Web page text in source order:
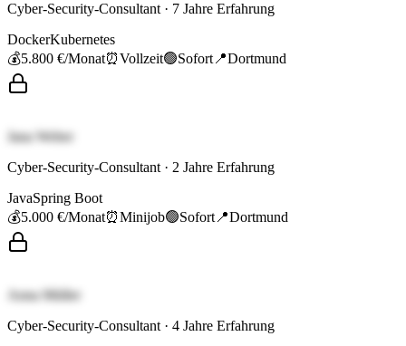
Cyber-Security-Consultant · 7 Jahre Erfahrung
DockerKubernetes
💰5.800 €/Monat⏰Vollzeit🟢Sofort 📍Dortmund
Jana Weber
Cyber-Security-Consultant · 2 Jahre Erfahrung
JavaSpring Boot
💰5.000 €/Monat⏰Minijob🟢Sofort 📍Dortmund
Anna Müller
Cyber-Security-Consultant · 4 Jahre Erfahrung